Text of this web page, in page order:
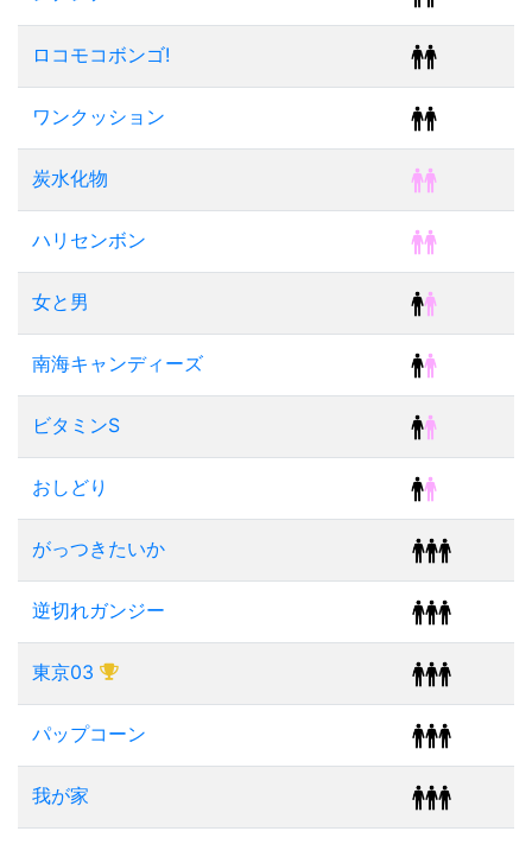
ロコモコボンゴ!
ワンクッション
炭水化物
ハリセンボン
女と男
南海キャンディーズ
ビタミンS
おしどり
がっつきたいか
逆切れガンジー
東京03
パップコーン
我が家